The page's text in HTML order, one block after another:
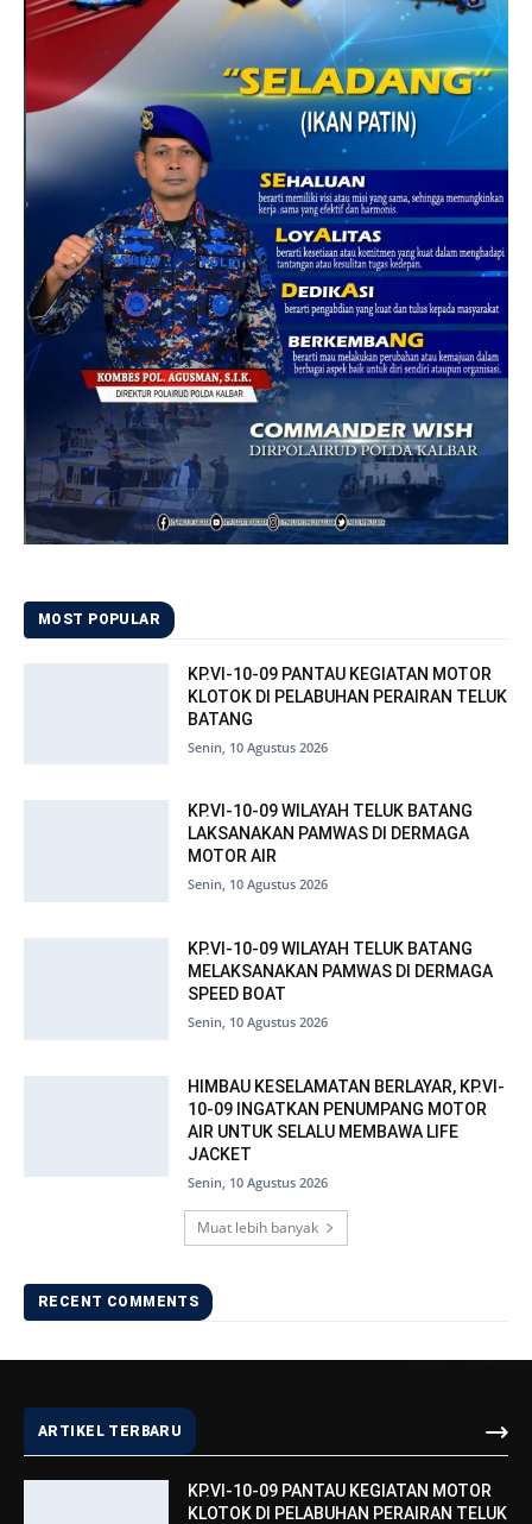
MOST POPULAR
KP.VI-10-09 PANTAU KEGIATAN MOTOR
KLOTOK DI PELABUHAN PERAIRAN TELUK
BATANG
Senin, 10 Agustus 2026
KP.VI-10-09 WILAYAH TELUK BATANG
LAKSANAKAN PAMWAS DI DERMAGA
MOTOR AIR
Senin, 10 Agustus 2026
KP.VI-10-09 WILAYAH TELUK BATANG
MELAKSANAKAN PAMWAS DI DERMAGA
SPEED BOAT
Senin, 10 Agustus 2026
HIMBAU KESELAMATAN BERLAYAR, KP.VI-
10-09 INGATKAN PENUMPANG MOTOR
AIR UNTUK SELALU MEMBAWA LIFE
JACKET
Senin, 10 Agustus 2026
Muat lebih banyak
RECENT COMMENTS
ARTIKEL TERBARU
KP.VI-10-09 PANTAU KEGIATAN MOTOR
KLOTOK DI PELABUHAN PERAIRAN TELUK